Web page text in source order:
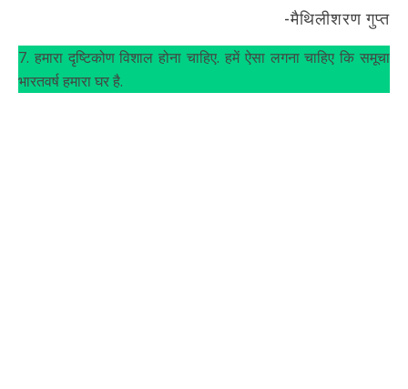
-मैथिलीशरण गुप्त
7. हमारा दृष्टिकोण विशाल होना चाहिए. हमें ऐसा लगना चाहिए कि समूचा
भारतवर्ष हमारा घर है.